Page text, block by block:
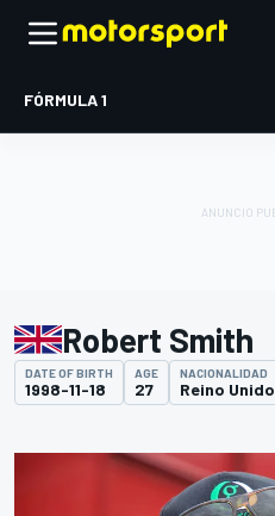
FÓRMULA 1
Robert Smith
DATE OF BIRTH
1998-11-18
AGE
27
NACIONALIDAD
Reino Unido